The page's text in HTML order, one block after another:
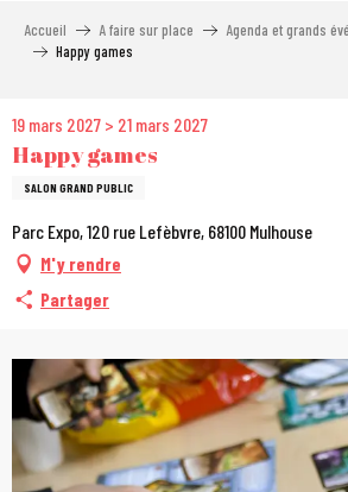
Accueil A faire sur place Agenda et grands
Happy games
19 mars 2027 > 21 mars 2027
Happy games
SALON GRAND PUBLIC
Parc Expo, 120 rue Lefèbvre, 68100 Mulhouse
M'y rendre
Partager